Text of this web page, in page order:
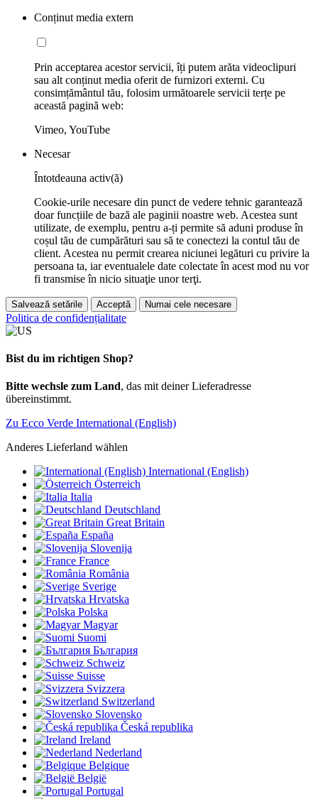
Conținut media extern
Prin acceptarea acestor servicii, îți putem arăta videoclipuri
sau alt conținut media oferit de furnizori externi. Cu
consimțământul tău, folosim următoarele servicii terțe pe
această pagină web:
Vimeo, YouTube
Necesar
Întotdeauna activ(ă)
Cookie-urile necesare din punct de vedere tehnic garantează
doar funcțiile de bază ale paginii noastre web. Acestea sunt
utilizate, de exemplu, pentru a-ți permite să aduni produse în
coșul tău de cumpărături sau să te conectezi la contul tău de
client. Acestea nu permit crearea niciunei legături cu privire la
persoana ta, iar eventualele date colectate în acest mod nu vor
fi transmise în nicio situaţie unor terţi.
Salvează setările Acceptă Numai cele necesare
Politica de confidențialitate
Bist du im richtigen Shop?
Bitte wechsle zum Land, das mit deiner Lieferadresse
übereinstimmt.
Zu Ecco Verde International (English)
Anderes Lieferland wählen
International (English)
Österreich
Italia
Deutschland
Great Britain
España
Slovenija
France
România
Sverige
Hrvatska
Polska
Magyar
Suomi
България
Schweiz
Suisse
Svizzera
Switzerland
Slovensko
Česká republika
Ireland
Nederland
Belgique
België
Portugal